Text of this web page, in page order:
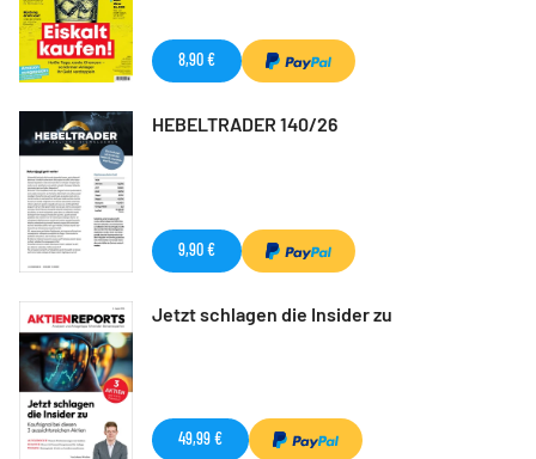
8,90 €
HEBELTRADER 140/26
9,90 €
Jetzt schlagen die Insider zu
49,99 €